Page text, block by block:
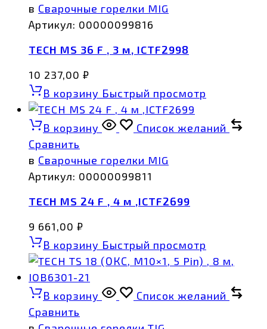
в Сварочные горелки MIG
Артикул: 00000099816
TECH MS 36 F , 3 м, ICTF2998
10 237,00 ₽
В корзину Быстрый просмотр
В корзину
Список желаний
Сравнить
в Сварочные горелки MIG
Артикул: 00000099811
TECH MS 24 F , 4 м ,ICTF2699
9 661,00 ₽
В корзину Быстрый просмотр
В корзину
Список желаний
Сравнить